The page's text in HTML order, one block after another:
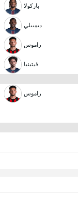
باركولا
ديمبيلي
راموس
فيتينيا
راموس